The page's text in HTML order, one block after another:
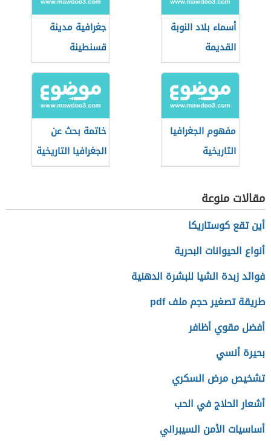
أسماء بلاد النوبة
القديمة
جغرافية مدينة
قسنطينة
مفهوم الجغرافيا
التاريخية
خاتمة بحث عن
الجغرافيا التاريخية
مقالات منوعة
أين تقع كوستاريكا
أنواع الحيوانات البحرية
فوائد زبدة الشيا للبشرة الدهنية
طريقة تصغير حجم ملف pdf
أفضل مقوي أظافر
بحيرة أنسي
تشخيص مرض السكري
أشعار الحلاج في الحب
أساسيات الأمن السيبراني